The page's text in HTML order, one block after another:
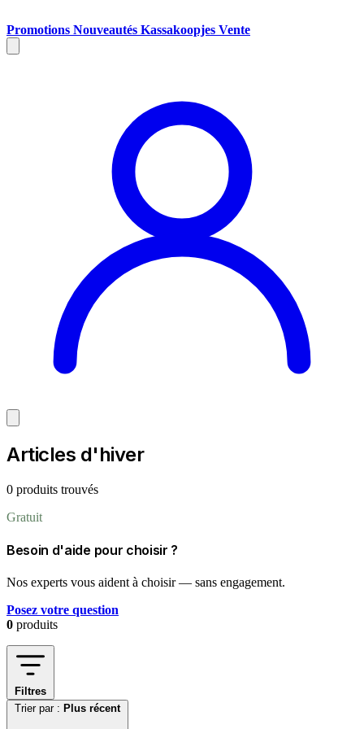
Promotions Nouveautés Kassakoopjes Vente
Articles d'hiver
0 produits trouvés
Gratuit
Besoin d'aide pour choisir ?
Nos experts vous aident à choisir — sans engagement.
Posez votre question
0 produits
Filtres
Trier par : Plus récent